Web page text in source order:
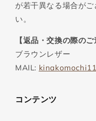
が若干異なる場合が
い。
【返品・交換の際のご
ブラウンレザー
MAIL:
コンテンツ